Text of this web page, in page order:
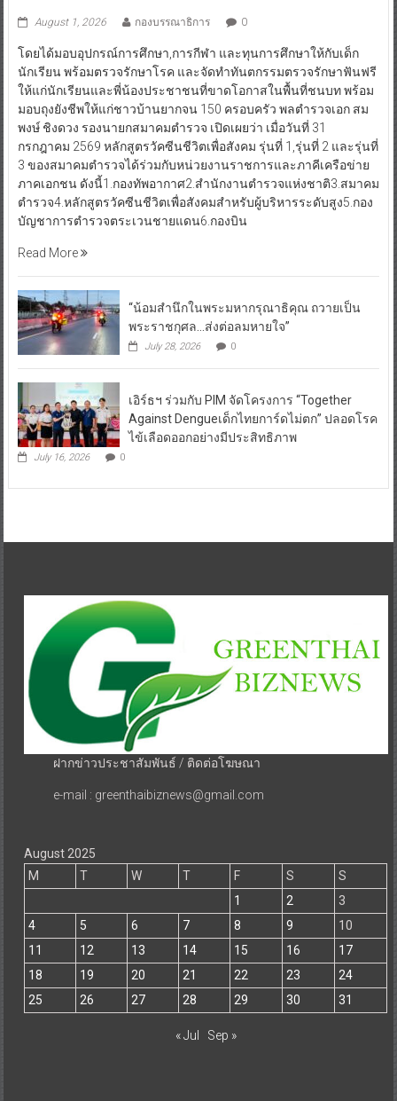
August 1, 2026 กองบรรณาธิการ 0
โดยได้มอบอุปกรณ์การศึกษา,การกีฬา และทุนการศึกษาให้กับเด็ก
นักเรียน พร้อมตรวจรักษาโรค และจัดทำทันตกรรมตรวจรักษาฟันฟรี
ให้แก่นักเรียนและพี่น้องประชาชนที่ขาดโอกาสในพื้นที่ชนบท พร้อม
มอบถุงยังชีพให้แก่ชาวบ้านยากจน 150 ครอบครัว พลตำรวจเอก สม
พงษ์ ชิงดวง รองนายกสมาคมตำรวจ เปิดเผยว่า เมื่อวันที่ 31
กรกฎาคม 2569 หลักสูตรวัคซีนชีวิตเพื่อสังคม รุ่นที่ 1,รุ่นที่ 2 และรุ่นที่
3 ของสมาคมตำรวจได้ร่วมกับหน่วยงานราชการและภาคีเครือข่าย
ภาคเอกชน ดังนี้1.กองทัพอากาศ2.สำนักงานตำรวจแห่งชาติ3.สมาคม
ตำรวจ4.หลักสูตรวัคซีนชีวิตเพื่อสังคมสำหรับผู้บริหารระดับสูง5.กอง
บัญชาการตำรวจตระเวนชายแดน6.กองบิน
Read More
“น้อมสำนึกในพระมหากรุณาธิคุณ ถวายเป็น
พระราชกุศล…ส่งต่อลมหายใจ”
July 28, 2026 0
เอิร์ธฯ ร่วมกับ PIM จัดโครงการ “Together
Against Dengueเด็กไทยการ์ดไม่ตก” ปลอดโรค
ไข้เลือดออกอย่างมีประสิทธิภาพ
July 16, 2026 0
ฝากข่าวประชาสัมพันธ์ / ติดต่อโฆษณา
e-mail : greenthaibiznews@gmail.com
August 2025
M
T W T F S
S
1
2
3
4
5 6 7 8 9
10
11
12 13 14 15 16
17
18
19 20 21 22 23
24
25
26 27 28 29 30 31
« Jul Sep »